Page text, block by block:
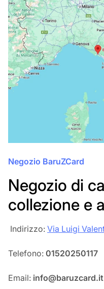
Negozio BaruZCard
Negozio di
collezione e
‎‎ Indirizzo: Via Luigi
Telefono: 01520250117
Email: info@baruzcard.it